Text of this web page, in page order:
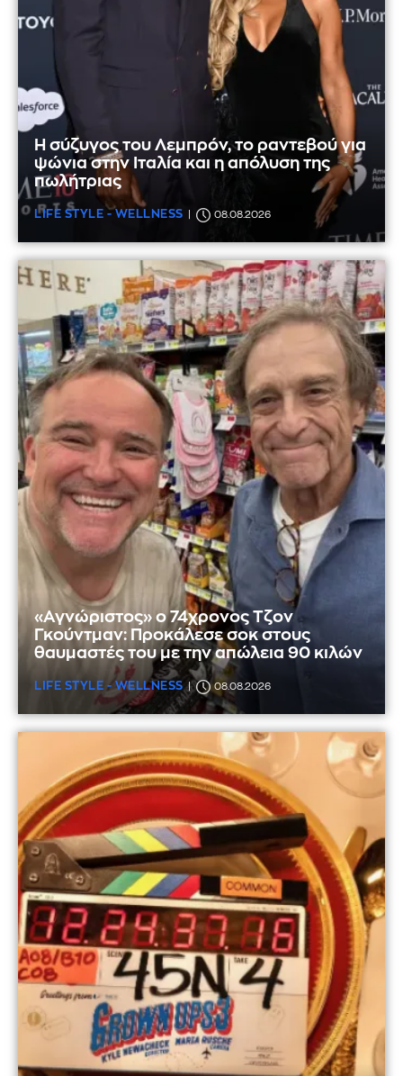
Η σύζυγος του Λεμπρόν, το ραντεβού για
ψώνια στην Ιταλία και η απόλυση της
πωλήτριας
LIFE STYLE - WELLNESS 08.08.2026
«Αγνώριστος» ο 74χρονος Τζον
Γκούντμαν: Προκάλεσε σοκ στους
θαυμαστές του με την απώλεια 90 κιλών
LIFE STYLE - WELLNESS 08.08.2026